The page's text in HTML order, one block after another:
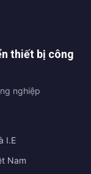
thiết bị công
nghiệp
I.E
Nam